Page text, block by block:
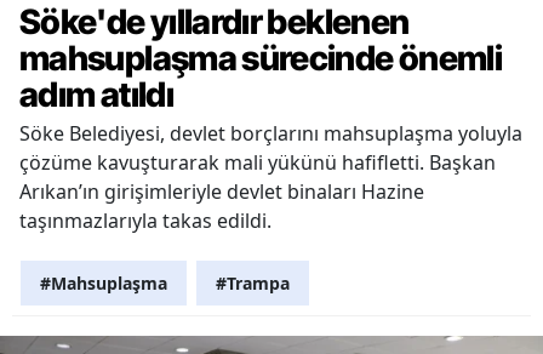
Söke'de yıllardır beklenen
mahsuplaşma sürecinde önemli
adım atıldı
Söke Belediyesi, devlet borçlarını mahsuplaşma yoluyla
çözüme kavuşturarak mali yükünü hafifletti. Başkan
Arıkan’ın girişimleriyle devlet binaları Hazine
taşınmazlarıyla takas edildi.
#Mahsuplaşma #Trampa